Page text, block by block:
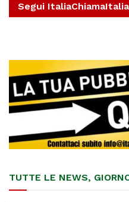
Segui
TUTTE LE NEWS,